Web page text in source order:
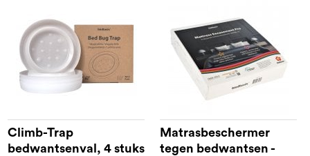
Climb-Trap
bedwantsenval, 4 stuks
Matrasbeschermer
tegen bedwantsen -